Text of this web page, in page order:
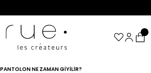
NE ZAMAN GIYILIR?